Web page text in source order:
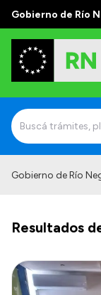
Gobierno de Río
Prensa
Autoridades y
Discursos en la
Gobierno de Río
Resultados